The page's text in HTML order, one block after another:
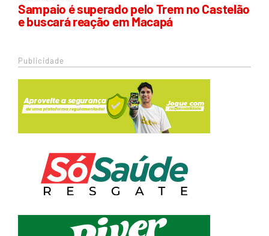
Sampaio é superado pelo Trem no Castelão
e buscará reação em Macapá
Publicidade